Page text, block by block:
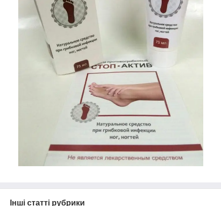
Інші статті рубрики